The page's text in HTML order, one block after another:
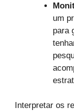
um
para
Interpretar os